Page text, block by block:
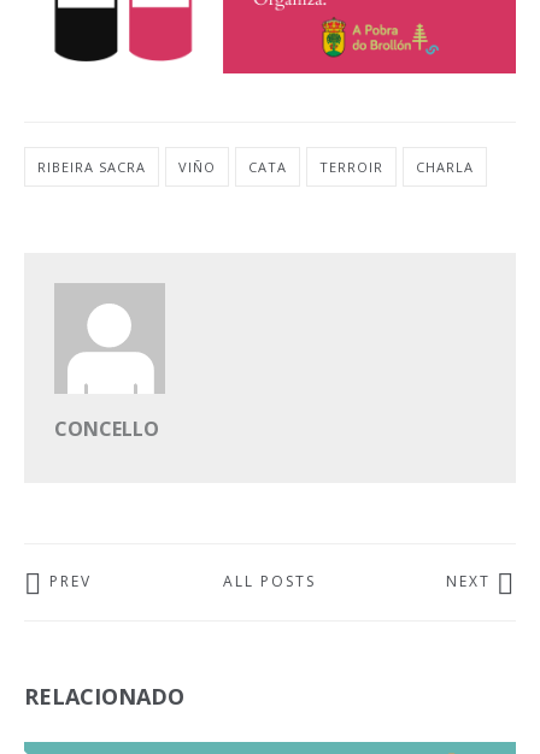
RIBEIRA SACRA VIÑO CATA TERROIR CHARLA
CONCELLO
PREV ALL POSTS NEXT
RELACIONADO